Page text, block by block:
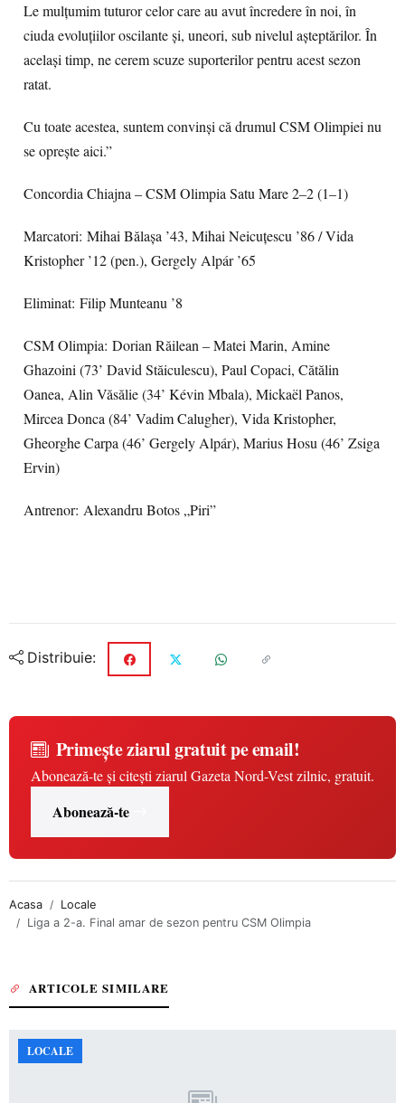
Le mulțumim tuturor celor care au avut încredere în noi, în
ciuda evoluțiilor oscilante și, uneori, sub nivelul așteptărilor. În
același timp, ne cerem scuze suporterilor pentru acest sezon
ratat.
Cu toate acestea, suntem convinși că drumul CSM Olimpiei nu
se oprește aici.”
Concordia Chiajna – CSM Olimpia Satu Mare 2–2 (1–1)
Marcatori: Mihai Bălașa ’43, Mihai Neicuțescu ’86 / Vida
Kristopher ’12 (pen.), Gergely Alpár ’65
Eliminat: Filip Munteanu ’8
CSM Olimpia: Dorian Răilean – Matei Marin, Amine
Ghazoini (73’ David Stăiculescu), Paul Copaci, Cătălin
Oanea, Alin Văsălie (34’ Kévin Mbala), Mickaël Panos,
Mircea Donca (84’ Vadim Calugher), Vida Kristopher,
Gheorghe Carpa (46’ Gergely Alpár), Marius Hosu (46’ Zsiga
Ervin)
Antrenor: Alexandru Botos „Piri”
Distribuie:
Primește ziarul gratuit pe email!
Abonează-te și citești ziarul Gazeta Nord-Vest zilnic, gratuit.
Abonează-te
Acasa
Locale
Liga a 2-a. Final amar de sezon pentru CSM Olimpia
ARTICOLE SIMILARE
LOCALE